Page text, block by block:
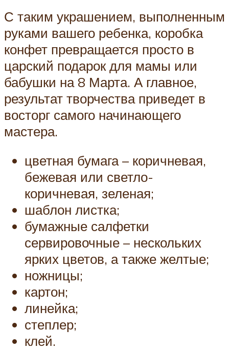
С таким украшением, выполненным
руками вашего ребенка, коробка
конфет превращается просто в
царский подарок для мамы или
бабушки на 8 Марта. А главное,
результат творчества приведет в
восторг самого начинающего
мастера.
цветная бумага – коричневая,
бежевая или светло-
коричневая, зеленая;
шаблон листка;
бумажные салфетки
сервировочные – нескольких
ярких цветов, а также желтые;
ножницы;
картон;
линейка;
степлер;
клей.